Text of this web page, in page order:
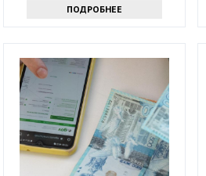
ПОДРОБНЕЕ